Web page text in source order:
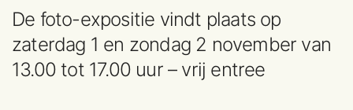
De foto-expositie vindt plaats op
zaterdag 1 en zondag 2 november van
13.00 tot 17.00 uur – vrij entree